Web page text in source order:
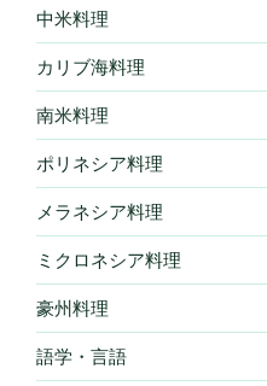
中米料理
カリブ海料理
南米料理
ポリネシア料理
メラネシア料理
ミクロネシア料理
豪州料理
語学・言語